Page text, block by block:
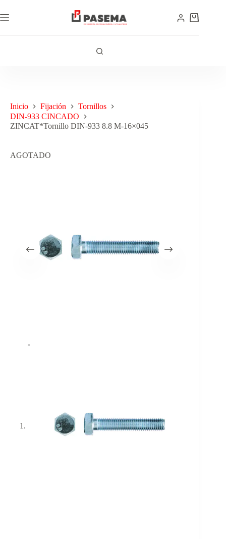
Inicio Fijación
Tornillos
DIN-933 CINCADO
ZINCAT*Tornillo DIN-933 8.8 M-16×045
AGOTADO